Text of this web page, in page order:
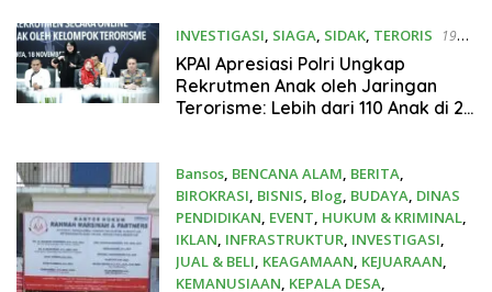
INVESTIGASI, SIAGA, SIDAK, TERORIS
19
November 2025
KPAI Apresiasi Polri Ungkap
Rekrutmen Anak oleh Jaringan
Terorisme: Lebih dari 110 Anak di 26
Bansos, BENCANA ALAM, BERITA,
BIROKRASI, BISNIS, Blog, BUDAYA, DINAS
PENDIDIKAN, EVENT, HUKUM & KRIMINAL,
IKLAN, INFRASTRUKTUR, INVESTIGASI,
JUAL & BELI, KEAGAMAAN, KEJUARAAN,
KEMANUSIAAN, KEPALA DESA,